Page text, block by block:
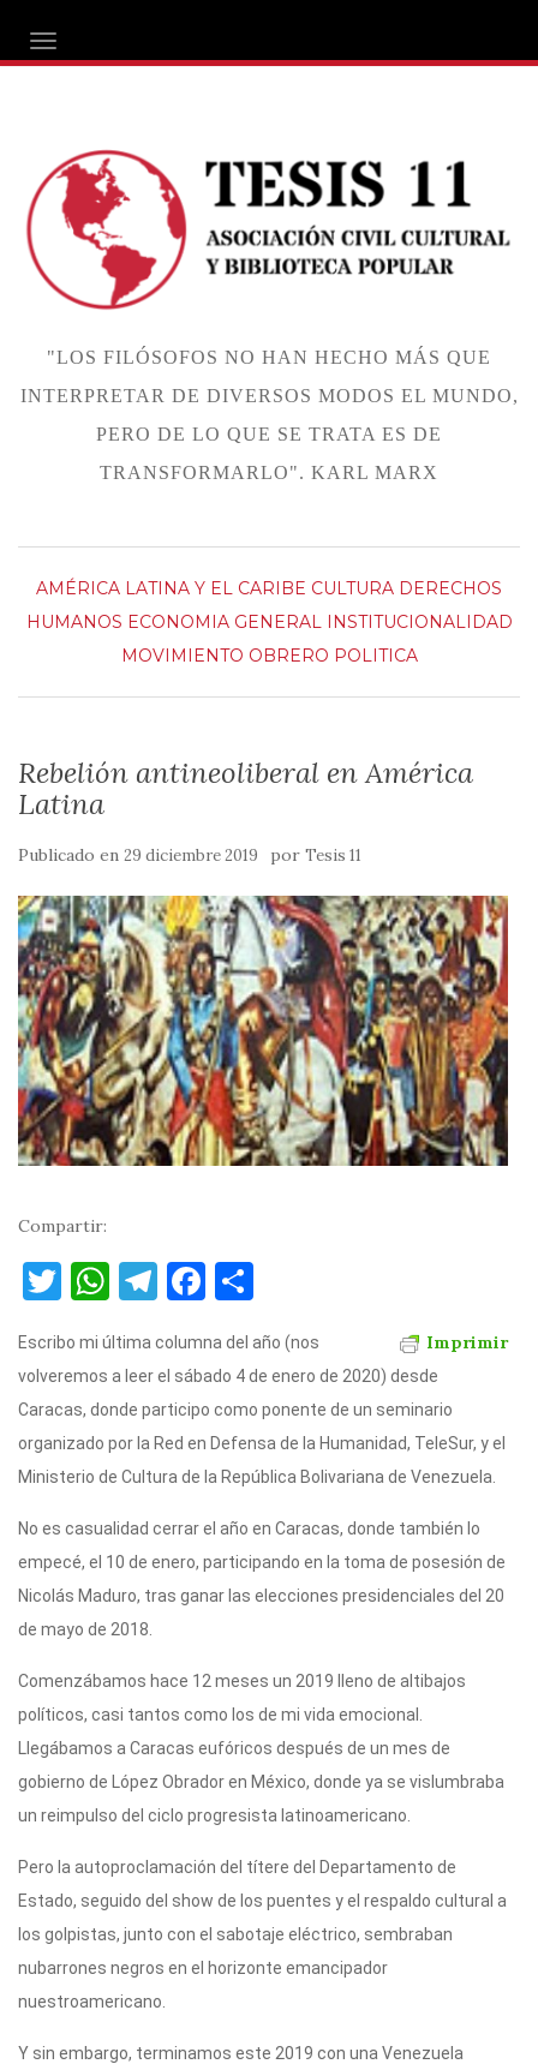
ALTERNAR NAVEGACIÓN
"LOS FILÓSOFOS NO HAN HECHO MÁS QUE
INTERPRETAR DE DIVERSOS MODOS EL MUNDO,
PERO DE LO QUE SE TRATA ES DE
TRANSFORMARLO". KARL MARX
AMÉRICA LATINA Y EL CARIBE CULTURA DERECHOS
HUMANOS ECONOMIA GENERAL
INSTITUCIONALIDAD
MOVIMIENTO OBRERO POLITICA
Rebelión antineoliberal en América
Latina
Publicado en 29 diciembre 2019 por Tesis 11
Compartir:
T
it
te
r
W
at
s
A
p
p
T
e
gr
a
m
F
c
e
b
o
o
k
m
p
ar
ti
Imprimir
Escribo mi última columna del año (nos
volveremos a leer el sábado 4 de enero de 2020) desde
Caracas, donde participo como ponente de un seminario
organizado por la Red en Defensa de la Humanidad, TeleSur, y el
Ministerio de Cultura de la República Bolivariana de Venezuela.
No es casualidad cerrar el año en Caracas, donde también lo
empecé, el 10 de enero, participando en la toma de posesión de
Nicolás Maduro, tras ganar las elecciones presidenciales del 20
de mayo de 2018.
Comenzábamos hace 12 meses un 2019 lleno de altibajos
políticos, casi tantos como los de mi vida emocional.
Llegábamos a Caracas eufóricos después de un mes de
gobierno de López Obrador en México, donde ya se vislumbraba
un reimpulso del ciclo progresista latinoamericano.
Pero la autoproclamación del títere del Departamento de
Estado, seguido del show de los puentes y el respaldo cultural a
los golpistas, junto con el sabotaje eléctrico, sembraban
nubarrones negros en el horizonte emancipador
nuestroamericano.
Y sin embargo, terminamos este 2019 con una Venezuela